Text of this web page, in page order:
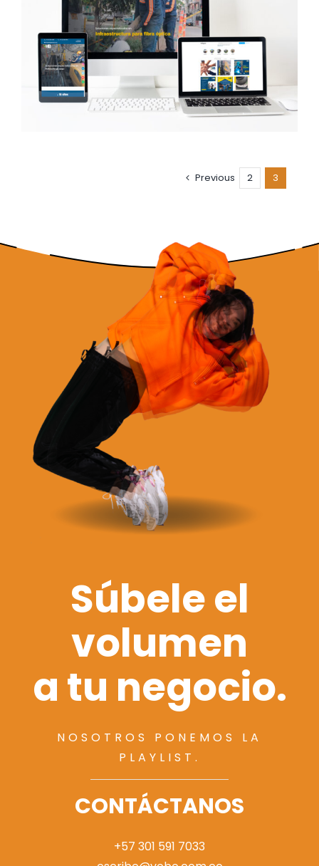
Previous 2 3
Súbele el
volumen
a tu negocio.
NOSOTROS PONEMOS LA
PLAYLIST.
CONTÁCTANOS
+57 301 591 7033